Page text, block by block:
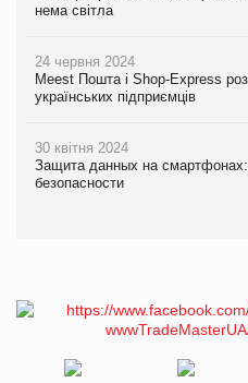
нема світла
24 червня 2024
Meest Пошта і Shop-Express
українських підприємців
30 квітня 2024
Защита данных на
безопасности